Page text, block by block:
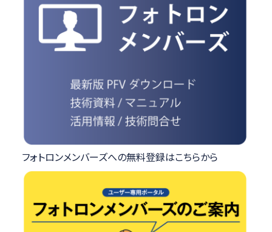
フォトロンメンバーズへの無料登録はこちらから